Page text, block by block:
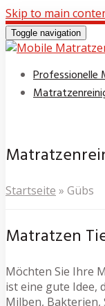
Skip to main
Toggle navigation
Professionelle
Startseite » Gübs
Matratzen
Möchten Sie Ihre
ist eine gute Idee,
Milben, Bakterien,